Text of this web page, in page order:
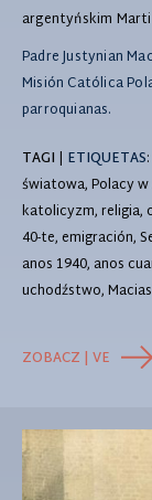
argentyńskim
Padre Justynian
Misión Católica
parroquianas.
TAGI | ETIQUETAS
światowa, Polacy
katolicyzm, religia,
40-te, emigración,
anos 1940, anos
uchodźstwo,
ZOBACZ | VE